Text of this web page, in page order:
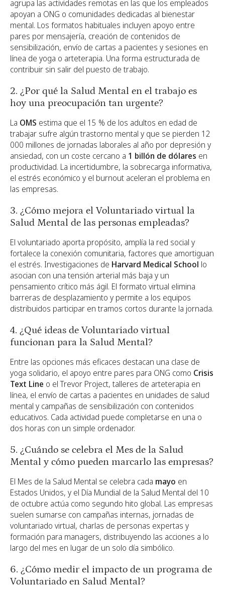
agrupa las actividades remotas en las que los empleados
apoyan a ONG o comunidades dedicadas al bienestar
mental. Los formatos habituales incluyen apoyo entre
pares por mensajería, creación de contenidos de
sensibilización, envío de cartas a pacientes y sesiones en
línea de yoga o arteterapia. Una forma estructurada de
contribuir sin salir del puesto de trabajo.
2. ¿Por qué la Salud Mental en el trabajo es
hoy una preocupación tan urgente?
La OMS estima que el 15 % de los adultos en edad de
trabajar sufre algún trastorno mental y que se pierden 12
000 millones de jornadas laborales al año por depresión y
ansiedad, con un coste cercano a 1 billón de dólares en
productividad. La incertidumbre, la sobrecarga informativa,
el estrés económico y el burnout aceleran el problema en
las empresas.
3. ¿Cómo mejora el Voluntariado virtual la
Salud Mental de las personas empleadas?
El voluntariado aporta propósito, amplía la red social y
fortalece la conexión comunitaria, factores que amortiguan
el estrés. Investigaciones de Harvard Medical School lo
asocian con una tensión arterial más baja y un
pensamiento crítico más ágil. El formato virtual elimina
barreras de desplazamiento y permite a los equipos
distribuidos participar en tramos cortos durante la jornada.
4. ¿Qué ideas de Voluntariado virtual
funcionan para la Salud Mental?
Entre las opciones más eficaces destacan una clase de
yoga solidario, el apoyo entre pares para ONG como Crisis
Text Line o el Trevor Project, talleres de arteterapia en
línea, el envío de cartas a pacientes en unidades de salud
mental y campañas de sensibilización con contenidos
educativos. Cada actividad puede completarse en una o
dos horas con un simple ordenador.
5. ¿Cuándo se celebra el Mes de la Salud
Mental y cómo pueden marcarlo las empresas?
El Mes de la Salud Mental se celebra cada mayo en
Estados Unidos, y el Día Mundial de la Salud Mental del 10
de octubre actúa como segundo hito global. Las empresas
suelen sumarse con campañas internas, jornadas de
voluntariado virtual, charlas de personas expertas y
formación para managers, distribuyendo las acciones a lo
largo del mes en lugar de un solo día simbólico.
6. ¿Cómo medir el impacto de un programa de
Voluntariado en Salud Mental?